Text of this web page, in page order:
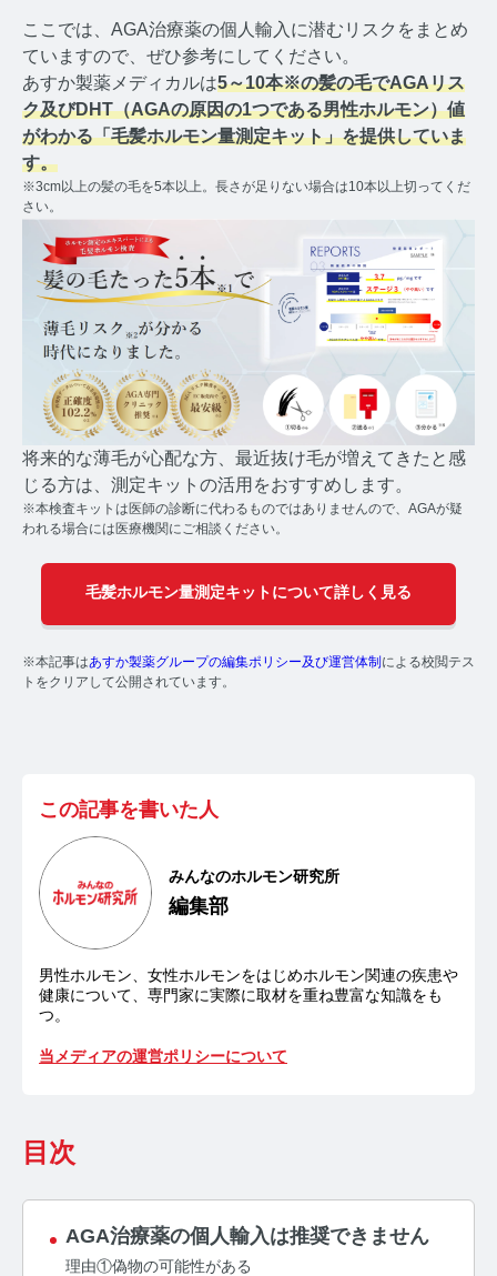
AGAコラム TOP
テストステロン
テストステロンコラム TOP
コルチゾール
コルチゾールコラム TOP
PMS
PMSコラム TOP
更年期
更年期コラム TOP
ネコの健康
ネコの健康コラム TOP
毛髪・爪ホルモン量測定キットについて知りたい方
【男性力を可視化】毛髪ホルモン量測定キットのご紹
ュー
よくあるご質問 TOP
医療機関・報道関係者の方へ
【医療機関向け】毛髪検査技術の資料ダウンロード
【一般・報道関係者向け】毛髪検査技術の資料ダウン
ロード
運営者情報
ここでは、AGA治療薬の個人輸入に潜むリスクをまとめ
ていますので、ぜひ参考にしてください。
あすか製薬メディカルは5～10本※の髪の毛でAGAリス
ク及びDHT（AGAの原因の1つである男性ホルモン）値
がわかる「毛髪ホルモン量測定キット」を提供していま
す。
※3cm以上の髪の毛を5本以上。長さが足りない場合は10本以上切ってくだ
さい。
将来的な薄毛が心配な方、最近抜け毛が増えてきたと感
じる方は、測定キットの活用をおすすめします。
※本検査キットは医師の診断に代わるものではありませんので、AGAが疑
われる場合には医療機関にご相談ください。
毛髪ホルモン量測定キットについて詳しく見る
※本記事はあすか製薬グループの編集ポリシー及び運営体制 による校閲テス
トをクリアして公開されています。
この記事を書いた人
みんなのホルモン研究所
編集部
男性ホルモン、女性ホルモンをはじめホルモン関連の疾患や
健康について、専門家に実際に取材を重ね豊富な知識をも
つ。
当メディアの運営ポリシーについて
目次
AGA治療薬の個人輸入は推奨できません
理由①偽物の可能性がある